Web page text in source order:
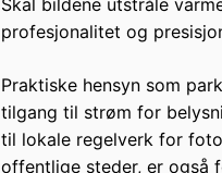
profesjonalitet og
Praktiske hensyn som
tilgang til strøm for
til lokale regelverk for
offentlige steder, er også